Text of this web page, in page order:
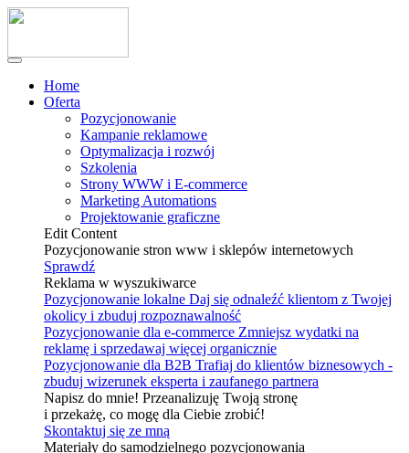
Home
Oferta
Pozycjonowanie
Kampanie reklamowe
Optymalizacja i rozwój
Szkolenia
Strony WWW i E-commerce
Marketing Automations
Projektowanie graficzne
Edit Content
Pozycjonowanie stron www i sklepów internetowych
Sprawdź
Reklama w wyszukiwarce
Pozycjonowanie lokalne Daj się odnaleźć klientom z Twojej
okolicy i zbuduj rozpoznawalność
Pozycjonowanie dla e-commerce Zmniejsz wydatki na
reklamę i sprzedawaj więcej organicznie
Pozycjonowanie dla B2B Trafiaj do klientów biznesowych -
zbuduj wizerunek eksperta i zaufanego partnera
Napisz do mnie! Przeanalizuję Twoją stronę
i przekażę, co mogę dla Ciebie zrobić!
Skontaktuj się ze mną
Materiały do samodzielnego pozycjonowania